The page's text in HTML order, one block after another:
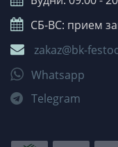
СБ-ВС: прием
zakaz@bk-
Whatsapp
Telegram